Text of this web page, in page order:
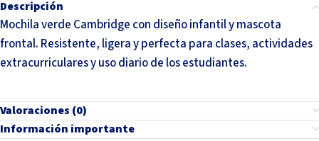
Descripción
Mochila verde Cambridge con diseño infantil y mascota
frontal. Resistente, ligera y perfecta para clases, actividades
extracurriculares y uso diario de los estudiantes.
Valoraciones (0)
Información importante